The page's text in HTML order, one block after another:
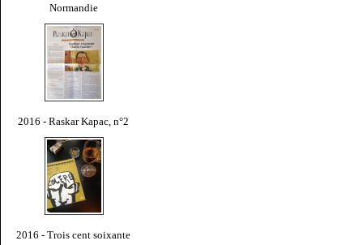
Normandie
2016 - Raskar Kapac, n°2
2016 - Trois cent soixante